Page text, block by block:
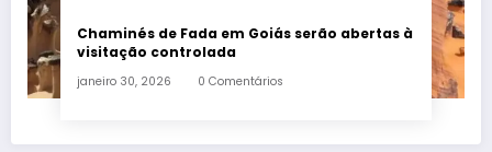
Chaminés de Fada em Goiás serão abertas à
visitação controlada
janeiro 30, 2026 0 Comentários